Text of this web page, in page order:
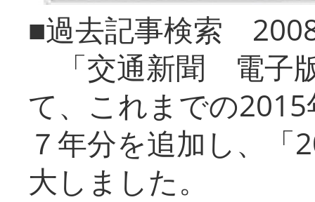
■過去記事検索
「交通新聞 電子
て、これまでの
７年分を追加し、「
大しまし